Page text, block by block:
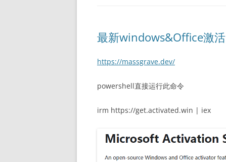
最新windows&Office激活
https://massgrave.dev/
powershell直接运行此命令
irm https://get.activated.win | iex